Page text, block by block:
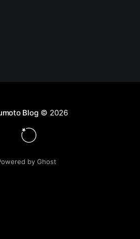
Blog© 2026
by Ghost